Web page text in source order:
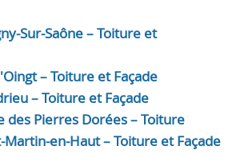
Sur-Saône – Toiture et
– Toiture et Façade
– Toiture et Façade
des Pierres Dorées – Toiture
Martin-en-Haut – Toiture et Façade